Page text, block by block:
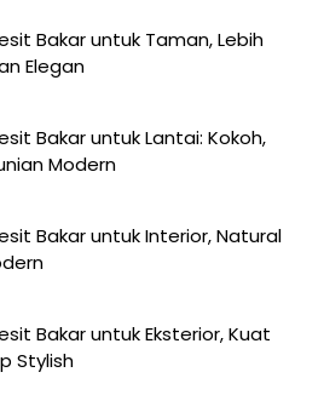
Bakar untuk Taman, Lebih
Elegan
Bakar untuk Lantai: Kokoh,
Modern
Bakar untuk Interior, Natural
Bakar untuk Eksterior, Kuat
Stylish